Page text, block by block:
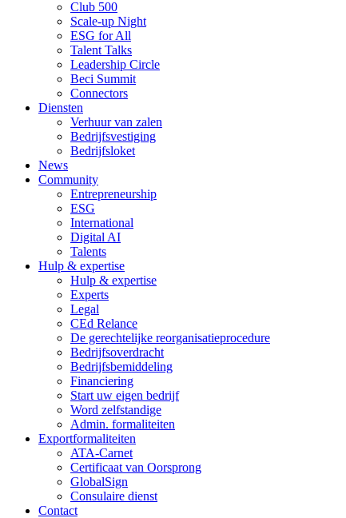
Club 500
Scale-up Night
ESG for All
Talent Talks
Leadership Circle
Beci Summit
Connectors
Diensten
Verhuur van zalen
Bedrijfsvestiging
Bedrijfsloket
News
Community
Entrepreneurship
ESG
International
Digital AI
Talents
Hulp & expertise
Hulp & expertise
Experts
Legal
CEd Relance
De gerechtelijke reorganisatieprocedure
Bedrijfsoverdracht
Bedrijfsbemiddeling
Financiering
Start uw eigen bedrijf
Word zelfstandige
Admin. formaliteiten
Exportformaliteiten
ATA-Carnet
Certificaat van Oorsprong
GlobalSign
Consulaire dienst
Contact